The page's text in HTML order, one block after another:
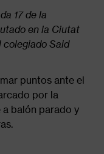
17 de la
en la Ciutat
colegiado Said
puntos ante el
por la
balón parado y